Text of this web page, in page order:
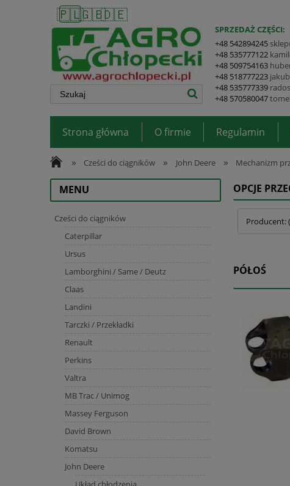
🇵🇱🇬🇧🇩🇪
SPRZEDAŻ CZĘŚCI:
+48 542894245
+48 535777122
+48 509754163
+48 518777223
+48 535777339
+48 570580047
Strona główna O firmie Regulamin
» Cześci do ciągników » John Deere » Mechanizm
MENU
Cześci do ciągników
Caterpillar
Ursus
Lamborghini / Same / Deutz
Claas
Landini
Tarczki / Przekładki
Renault
Perkins
Valtra
MB Trac / Unimog
Massey Ferguson
David Brown
Komatsu
John Deere
OPCJE
Producent:
PÓŁOŚ